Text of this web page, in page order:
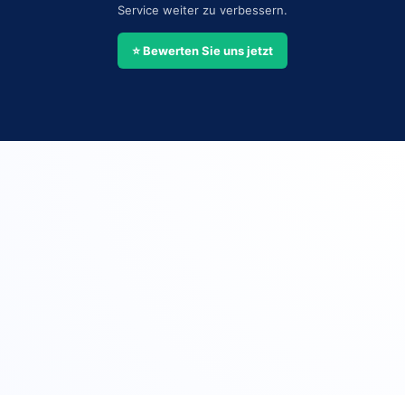
Service weiter zu verbessern.
⭐ Bewerten Sie uns jetzt